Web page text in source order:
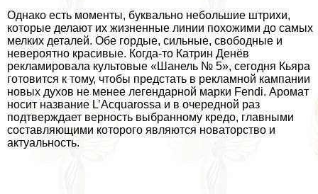
Однако есть моменты, буквально небольшие штрихи,
которые делают их жизненные линии похожими до самых
мелких деталей. Обе гордые, сильные, свободные и
невероятно красивые. Когда-то Катрин Денёв
рекламировала культовые «Шанель № 5», сегодня Кьяра
готовится к тому, чтобы предстать в рекламной кампании
новых духов не менее легендарной марки Fendi. Аромат
носит название L’Acquarossa и в очередной раз
подтверждает верность выбранному кредо, главными
составляющими которого являются новаторство и
актуальность.